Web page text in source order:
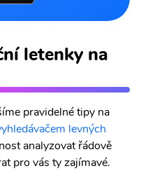
letenky na
pravidelné tipy na
levných
analyzovat řádově
pro vás ty zajímavé.